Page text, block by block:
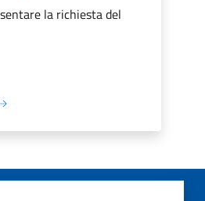
la richiesta del